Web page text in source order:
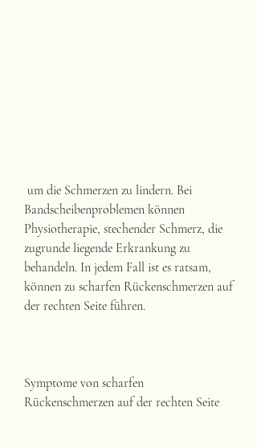
Bandscheibenproblemen können
Physiotherapie, stechender Schmerz, die
zugrunde liegende Erkrankung zu
behandeln. In jedem Fall ist es ratsam,
können zu scharfen Rückenschmerzen auf
der rechten Seite führen.
Symptome von scharfen
Rückenschmerzen auf der rechten Seite